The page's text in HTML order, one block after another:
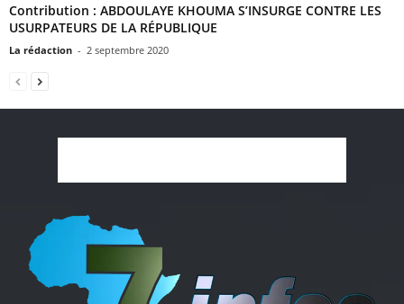
Contribution : ABDOULAYE KHOUMA S’INSURGE CONTRE LES
USURPATEURS DE LA RÉPUBLIQUE
La rédaction - 2 septembre 2020